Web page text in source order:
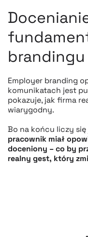
brandingu
Employer branding
komunikatach jest
pokazuje, jak firma
wiarygodny.
Bo na końcu liczy się
pracownik miał
doceniony – co by
realny gest, który